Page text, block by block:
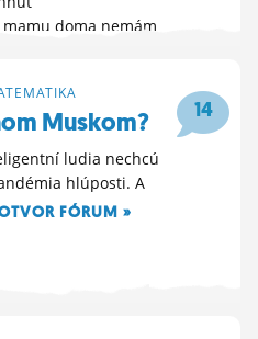
doma nemám
07:33
14
Muskom?
ludia nechcú
hlúposti. A
FÓRUM »